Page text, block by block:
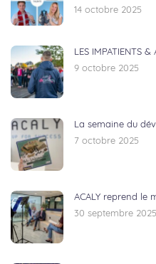
14 octobre 2025
LES IMPATIENTS
9 octobre 2025
La semaine du
7 octobre 2025
ACALY reprend le
30 septembre 2025